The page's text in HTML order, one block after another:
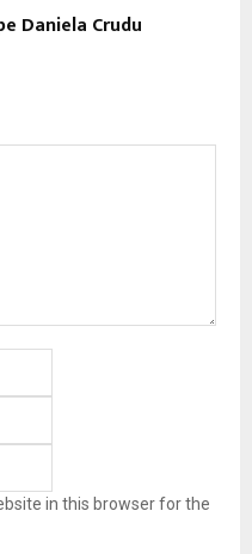
Daniela Crudu
in this browser for the